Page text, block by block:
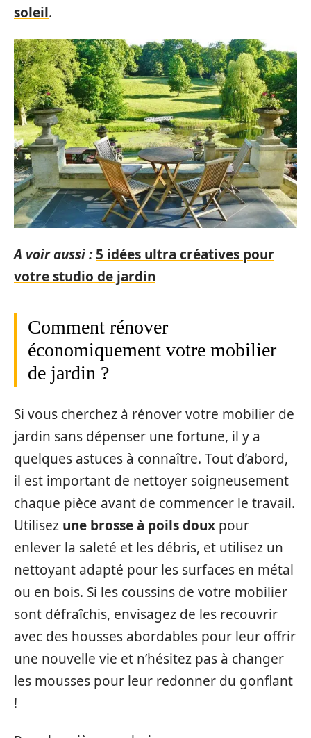
soleil.
A voir aussi : 5 idées ultra créatives pour
votre studio de jardin
Comment rénover
économiquement votre mobilier
de jardin ?
Si vous cherchez à rénover votre mobilier de
jardin sans dépenser une fortune, il y a
quelques astuces à connaître. Tout d’abord,
il est important de nettoyer soigneusement
chaque pièce avant de commencer le travail.
Utilisez une brosse à poils doux pour
enlever la saleté et les débris, et utilisez un
nettoyant adapté pour les surfaces en métal
ou en bois. Si les coussins de votre mobilier
sont défraîchis, envisagez de les recouvrir
avec des housses abordables pour leur offrir
une nouvelle vie et n’hésitez pas à changer
les mousses pour leur redonner du gonflant
!